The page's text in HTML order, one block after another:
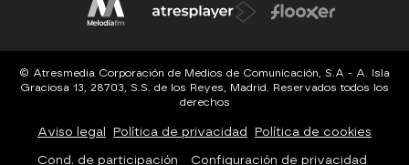
© Atresmedia Corporación de Medios de Comunicación, S.A - A. Isla
Graciosa 13, 28703, S.S. de los Reyes, Madrid. Reservados todos los
derechos
Aviso legal Política de privacidad Política de cookies
Cond. de participación Configuración de privacidad